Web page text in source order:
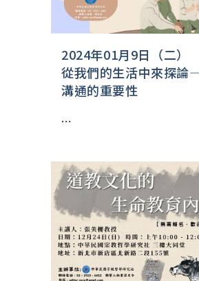
2024年01月9日（二）
從我們的生活中來探論
溝通的重要性
...